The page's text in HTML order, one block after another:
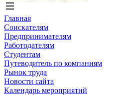
Главная
Соискателям
Предпринимателям
Работодателям
Студентам
Путеводитель по компаниям
Рынок труда
Новости сайта
Календарь мероприятий